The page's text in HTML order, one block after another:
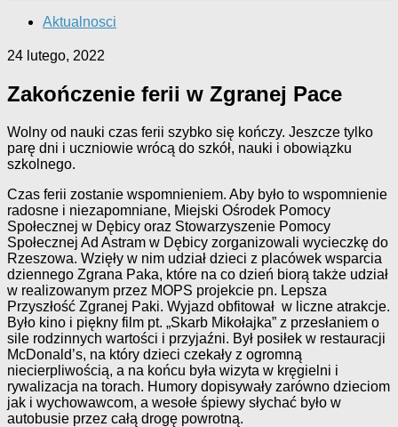
Aktualnosci
24 lutego, 2022
Zakończenie ferii w Zgranej Pace
Wolny od nauki czas ferii szybko się kończy. Jeszcze tylko
parę dni i uczniowie wrócą do szkół, nauki i obowiązku
szkolnego.
Czas ferii zostanie wspomnieniem. Aby było to wspomnienie
radosne i niezapomniane, Miejski Ośrodek Pomocy
Społecznej w Dębicy oraz Stowarzyszenie Pomocy
Społecznej Ad Astram w Dębicy zorganizowali wycieczkę do
Rzeszowa. Wzięły w nim udział dzieci z placówek wsparcia
dziennego Zgrana Paka, które na co dzień biorą także udział
w realizowanym przez MOPS projekcie pn. Lepsza
Przyszłość Zgranej Paki. Wyjazd obfitował w liczne atrakcje.
Było kino i piękny film pt. „Skarb Mikołajka” z przesłaniem o
sile rodzinnych wartości i przyjaźni. Był posiłek w restauracji
McDonald’s, na który dzieci czekały z ogromną
niecierpliwością, a na końcu była wizyta w kręgielni i
rywalizacja na torach. Humory dopisywały zarówno dzieciom
jak i wychowawcom, a wesołe śpiewy słychać było w
autobusie przez całą drogę powrotną.